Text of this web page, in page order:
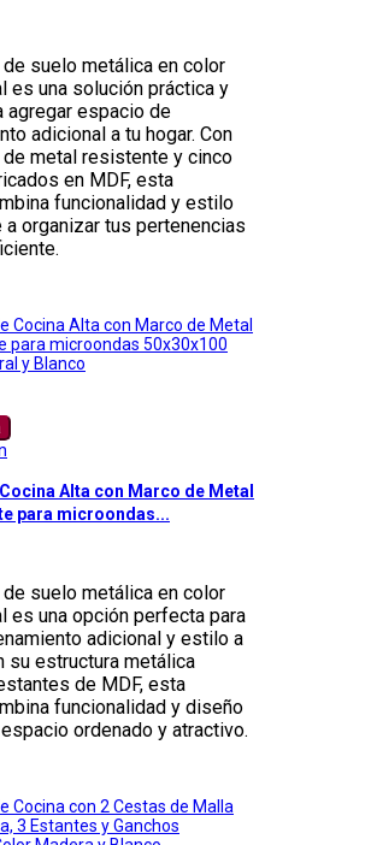
suelo metálica en color
es una solución práctica y
agregar espacio de
adicional a tu hogar. Con
metal resistente y cinco
en MDF, esta
funcionalidad y estilo
a organizar tus pertenencias
Alta con Marco de Metal
para microondas...
suelo metálica en color
es una opción perfecta para
adicional y estilo a
su estructura metálica
de MDF, esta
funcionalidad y diseño
ordenado y atractivo.